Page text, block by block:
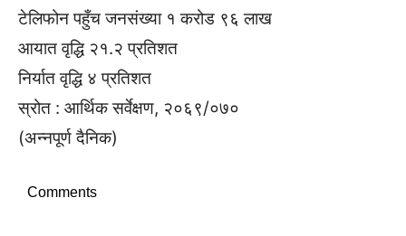
टेलिफोन पहुँच जनसंख्या १ करोड ९६ लाख
आयात वृद्धि २१.२ प्रतिशत
निर्यात वृद्धि ४ प्रतिशत
स्रोत : आर्थिक सर्वेक्षण, २०६९/०७०
(अन्नपूर्ण दैनिक)
Comments